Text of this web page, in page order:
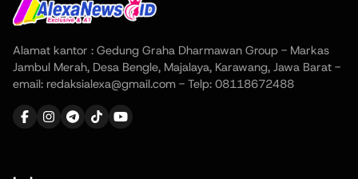
Alamat kantor : Gedung Graha Dharmawan Group - Markas
Jambul Merah, Desa Bengle, Majalaya, Karawang, Jawa Barat -
email: redaksialexa@gmail.com - Telp: 08118672488